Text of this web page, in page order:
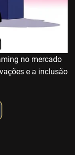
no mercado
e a inclusão